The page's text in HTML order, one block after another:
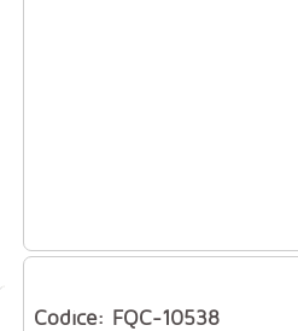
Codice: FQC-10538